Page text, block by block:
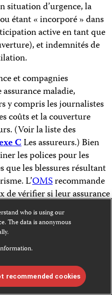
situation d’urgence, la
étant « incorporé » dans
active en tant que
et indemnités de
et compagnies
maladie,
y compris les journalistes
coûts et la couverture
(Voir la liste des
CLes assureurs.) Bien
les polices pour les
que les blessures résultant
L’OMSrecommande
de vérifier si leur assurance
l’évacuation médicale
dépouilles en cas de
la couverture des
peut constituer la
d’urgence peut
elle-même peut être
who is using our
The data is anonymous
recommended cookies